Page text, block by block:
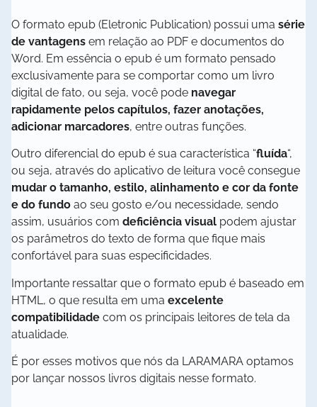
O formato epub (Eletronic Publication) possui uma série
de vantagens em relação ao PDF e documentos do
Word. Em essência o epub é um formato pensado
exclusivamente para se comportar como um livro
digital de fato, ou seja, você pode navegar
rapidamente pelos capítulos, fazer anotações,
adicionar marcadores, entre outras funções.
Outro diferencial do epub é sua característica “fluída“,
ou seja, através do aplicativo de leitura você consegue
mudar o tamanho, estilo, alinhamento e cor da fonte
e do fundo ao seu gosto e/ou necessidade, sendo
assim, usuários com deficiência visual podem ajustar
os parâmetros do texto de forma que fique mais
confortável para suas especificidades.
Importante ressaltar que o formato epub é baseado em
HTML, o que resulta em uma excelente
compatibilidade com os principais leitores de tela da
atualidade.
É por esses motivos que nós da LARAMARA optamos
por lançar nossos livros digitais nesse formato.